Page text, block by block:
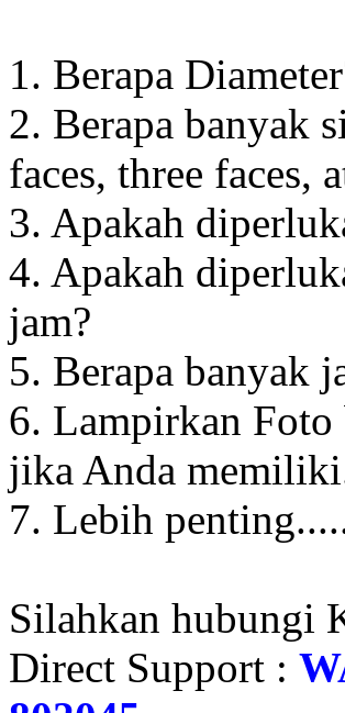
1. Berapa
2. Berapa banyak
faces, three faces,
3. Apakah
4. Apakah
jam?
5. Berapa banyak
6. Lampirkan Foto
jika Anda
7. Lebih
Silahkan hubungi
Direct Support :